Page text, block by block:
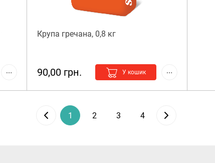
Крупа гречана, 0,8 кг
90,00 грн. У кошик
1 2 3 4